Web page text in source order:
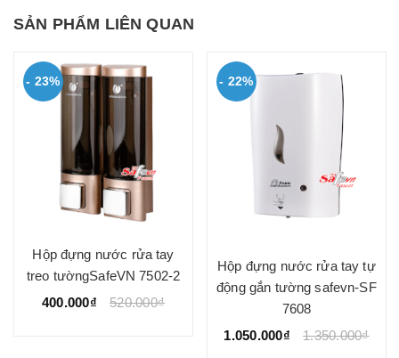
SẢN PHẨM LIÊN QUAN
tay tự
- 19%
Hộp đựng nước rửa tay
500.000₫
620.000₫
Hộp đựng nước
180.000₫